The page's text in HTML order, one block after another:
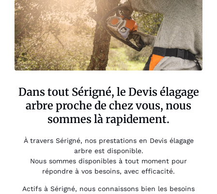
Dans tout Sérigné, le Devis élagage
arbre proche de chez vous, nous
sommes là rapidement.
À travers Sérigné, nos prestations en Devis élagage
arbre est disponible.
Nous sommes disponibles à tout moment pour
répondre à vos besoins, avec efficacité.
Actifs à Sérigné, nous connaissons bien les besoins